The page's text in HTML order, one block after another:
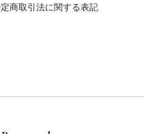
商取引法に関する表記